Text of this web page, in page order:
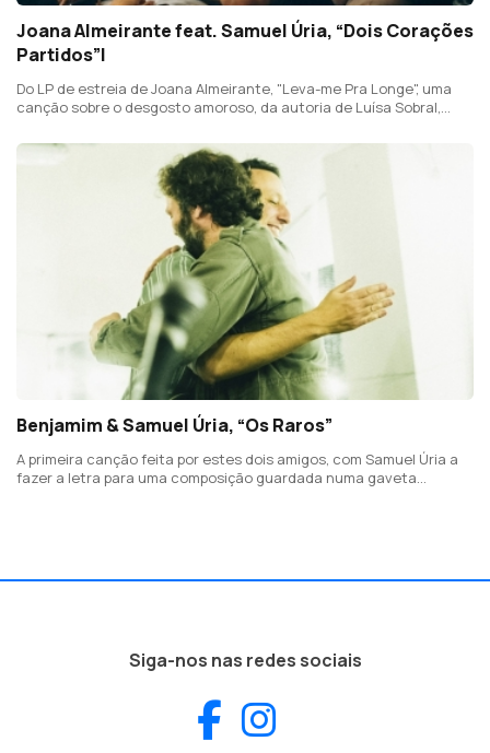
Joana Almeirante feat. Samuel Úria, “Dois Corações
Partidos”|
Do LP de estreia de Joana Almeirante, "Leva-me Pra Longe", uma
canção sobre o desgosto amoroso, da autoria de Luísa Sobral,
Benjamim & Samuel Úria, “Os Raros”
A primeira canção feita por estes dois amigos, com Samuel Úria a
fazer a letra para uma composição guardada numa gaveta
Siga-nos nas redes sociais
Facebook